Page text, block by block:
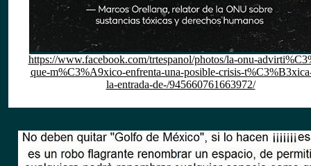
https://www.facebook.com/trtespanol/photos/la-onu-
que-m%C3%A9xico-enfrenta-una-posible-crisis-
la-entrada-de-/945660761663972/